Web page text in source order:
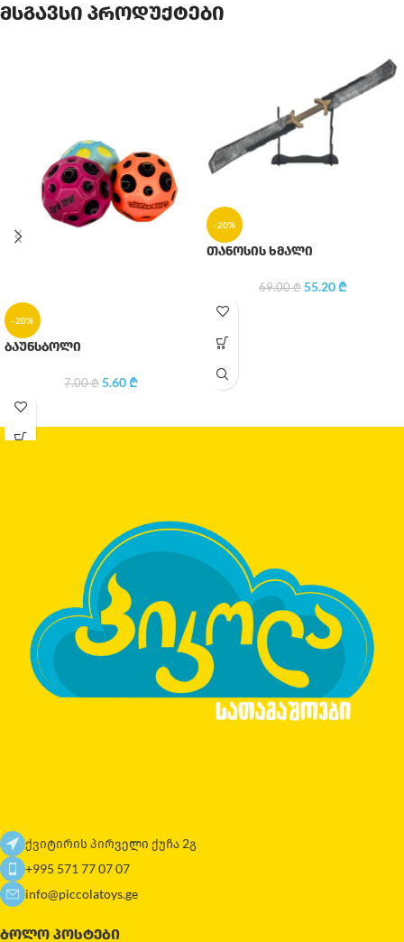
მსგავსი პროდუქტები
-20%
ბაუნსბოლი
7.00₾ 5.60₾
-20%
თანოსის ხმალი
69.00₾ 55.20₾
ქვიტირის პირველი ქუჩა 2გ
+995 571 77 07 07
info@piccolatoys.ge
ᲑᲝᲚᲝ ᲞᲝᲡᲢᲔᲑᲘ